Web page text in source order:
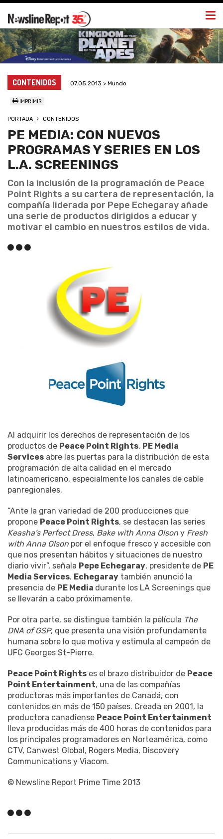
CONTENIDOS 07.05.2013 > Mundo
IMPRIMIR
PORTADA CONTENIDOS
PE MEDIA: CON NUEVOS
PROGRAMAS Y SERIES EN LOS
L.A. SCREENINGS
Con la inclusión de la programación de Peace
Point Rights a su cartera de representación, la
compañía liderada por Pepe Echegaray añade
una serie de productos dirigidos a educar y
motivar el cambio en nuestros estilos de vida.
Al adquirir los derechos de representación de los
productos de Peace Point Rights, PE Media
Services abre las puertas para la distribución de esta
programación de alta calidad en el mercado
latinoamericano, especialmente los canales de cable
panregionales.
“Ante la gran variedad de 200 producciones que
propone Peace Point Rights, se destacan las series
Keasha’s Perfect Dress, Bake with Anna Olson y Fresh
with Anna Olson por el enfoque fresco y accesible con
que nos presentan hábitos y situaciones de nuestro
diario vivir”, señala Pepe Echegaray, presidente de PE
Media Services. Echegaray también anunció la
presencia de PE Media durante los LA Screenings que
se llevarán a cabo próximamente.
Por otra parte, se distingue también la película The
DNA of GSP, que presenta una visión profundamente
humana sobre lo que motiva y estimula al campeón de
UFC Georges St-Pierre.
Peace Point Rights es el brazo distribuidor de Peace
Point Entertainment, una de las compañías
productoras más importantes de Canadá, con
contenidos en más de 150 países. Creada en 2001, la
productora canadiense Peace Point Entertainment
lleva producidas más de 400 horas de contenidos para
los principales programadores en Norteamérica, como
CTV, Canwest Global, Rogers Media, Discovery
Communications y Viacom.
© Newsline Report Prime Time 2013